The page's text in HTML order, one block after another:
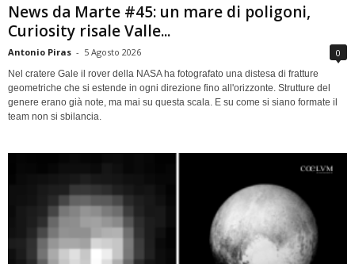
News da Marte #45: un mare di poligoni,
Curiosity risale Valle...
Antonio Piras - 5 Agosto 2026 0
Nel cratere Gale il rover della NASA ha fotografato una distesa di fratture
geometriche che si estende in ogni direzione fino all'orizzonte. Strutture del
genere erano già note, ma mai su questa scala. E su come si siano formate il
team non si sbilancia.